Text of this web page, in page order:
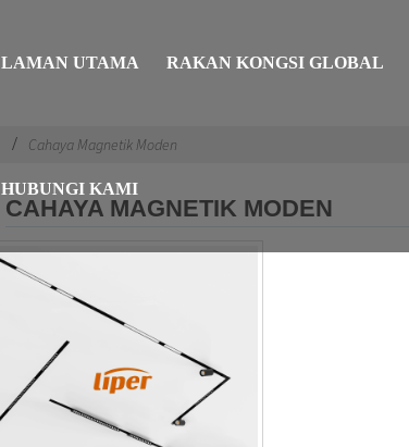
LAMAN UTAMA RAKAN KONGSI GLOBAL
HUBUNGI KAMI
Cahaya Magnetik Moden
CAHAYA MAGNETIK MODEN